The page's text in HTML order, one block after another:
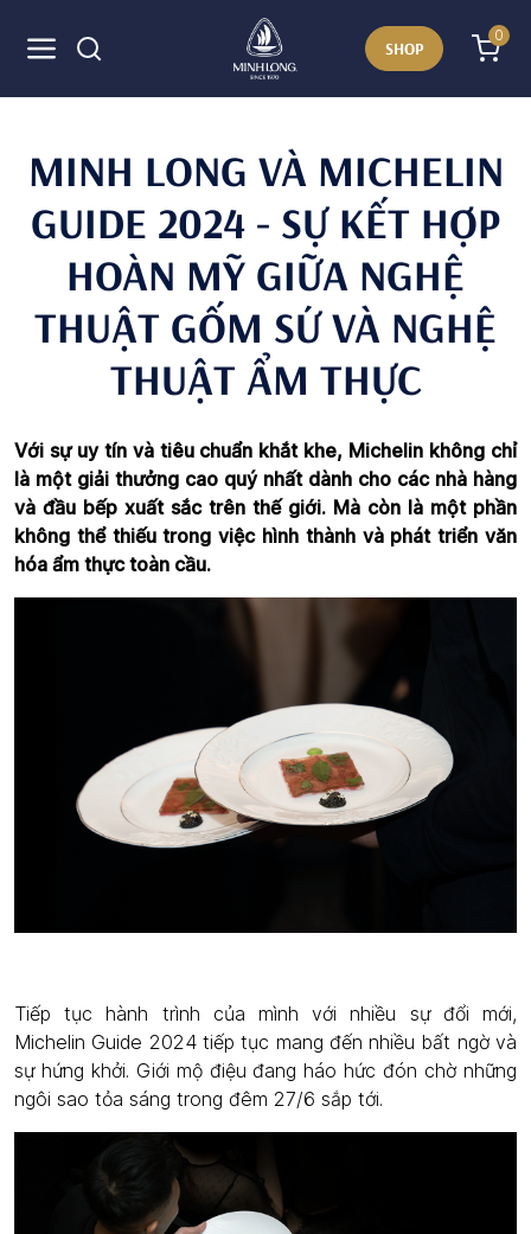
SHOP
0
MINH LONG VÀ MICHELIN
GUIDE 2024 - SỰ KẾT HỢP
HOÀN MỸ GIỮA NGHỆ
THUẬT GỐM SỨ VÀ NGHỆ
THUẬT ẨM THỰC
Với sự uy tín và tiêu chuẩn khắt khe, Michelin không chỉ
là một giải thưởng cao quý nhất dành cho các nhà hàng
và đầu bếp xuất sắc trên thế giới. Mà còn là một phần
không thể thiếu trong việc hình thành và phát triển văn
hóa ẩm thực toàn cầu.
Tiếp tục hành trình của mình với nhiều sự đổi mới,
Michelin Guide 2024 tiếp tục mang đến nhiều bất ngờ và
sự hứng khởi. Giới mộ điệu đang háo hức đón chờ những
ngôi sao tỏa sáng trong đêm 27/6 sắp tới.